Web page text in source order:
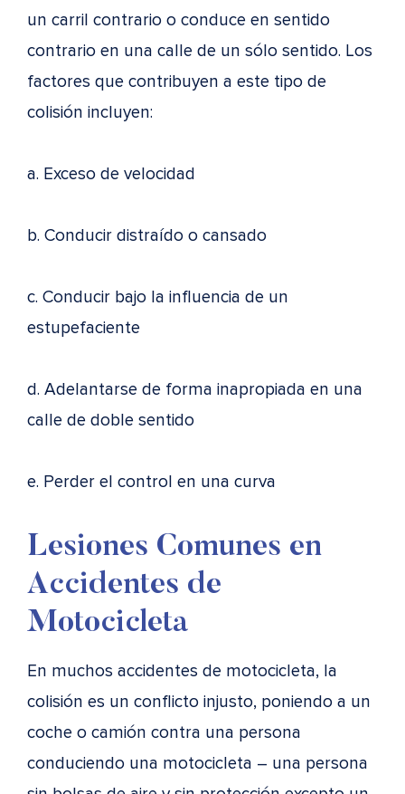
un carril contrario o conduce en sentido
contrario en una calle de un sólo sentido. Los
factores que contribuyen a este tipo de
colisión incluyen:
a. Exceso de velocidad
b. Conducir distraído o cansado
c. Conducir bajo la influencia de un
estupefaciente
d. Adelantarse de forma inapropiada en una
calle de doble sentido
e. Perder el control en una curva
Lesiones Comunes en
Accidentes de
Motocicleta
En muchos accidentes de motocicleta, la
colisión es un conflicto injusto, poniendo a un
coche o camión contra una persona
conduciendo una motocicleta – una persona